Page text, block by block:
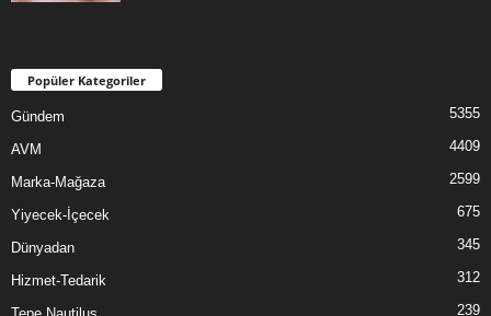
Popüler Kategoriler
Gündem 5355
AVM 4409
Marka-Mağaza 2599
Yiyecek-İçecek 675
Dünyadan 345
Hizmet-Tedarik 312
239